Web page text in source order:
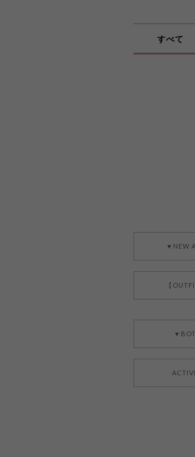
すべて
▼NEW
【